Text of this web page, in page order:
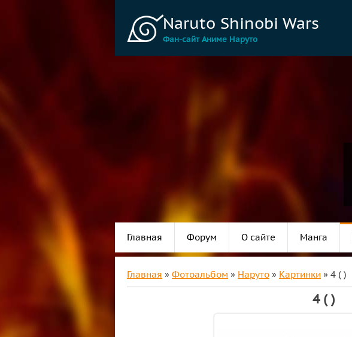
Naruto Shinobi Wars
Фан-сайт Аниме Наруто
Главная Форум О сайте Манга
Главная » Фотоальбом » Наруто » Картинки » 4 ( )
4 ( )